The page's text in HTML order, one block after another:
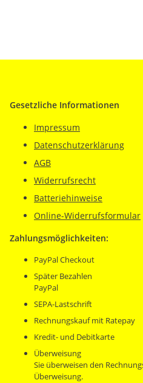
Gesetzliche Informationen
Impressum
Datenschutzerklärung
AGB
Widerrufsrecht
Batteriehinweise
Online-Widerrufsformular
Zahlungsmöglichkeiten:
PayPal Checkout
Später Bezahlen
PayPal
SEPA-Lastschrift
Rechnungskauf mit Ratepay
Kredit- und Debitkarte
Überweisung
Sie überweisen den
Überweisung.